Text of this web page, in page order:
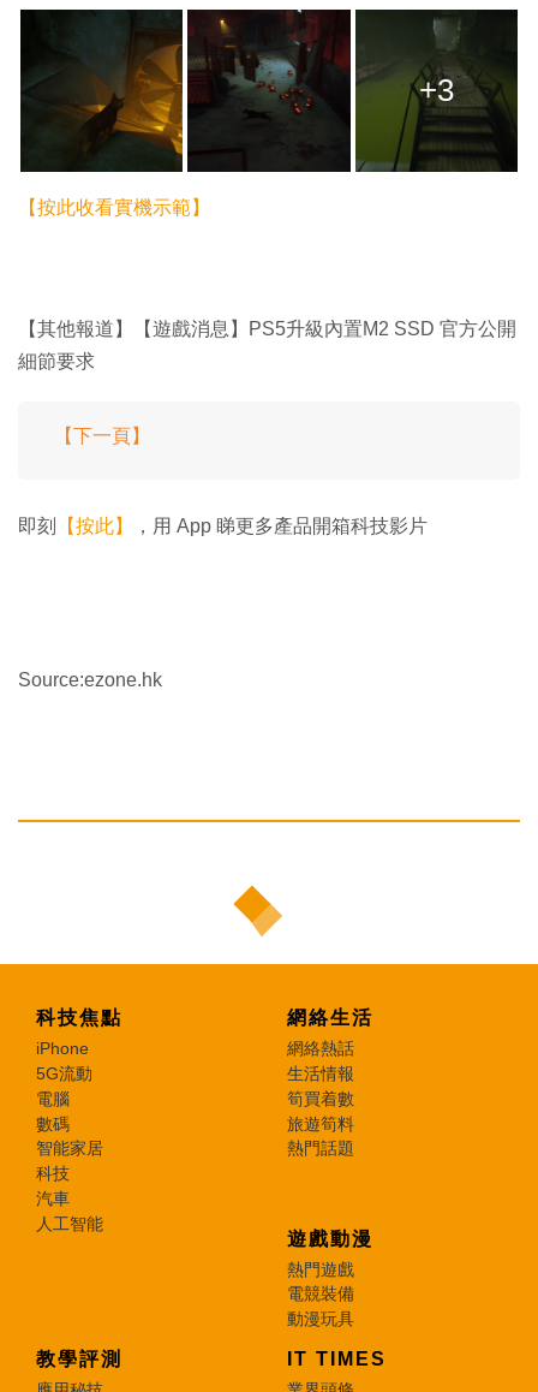
+3
【按此收看實機示範】
【其他報道】【遊戲消息】PS5升級內置M2 SSD 官方公開
細節要求
【下一頁】
即刻 【按此】 ，用 App 睇更多產品開箱科技影片
Source:ezone.hk
科技焦點
iPhone
5G流動
電腦
數碼
智能家居
科技
汽車
人工智能
網絡生活
網絡熱話
生活情報
筍買着數
旅遊筍料
熱門話題
遊戲動漫
熱門遊戲
電競裝備
動漫玩具
教學評測 IT TIMES